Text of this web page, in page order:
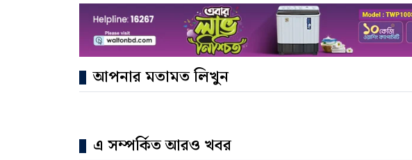
আপনার মতামত লিখুন
এ সম্পর্কিত আরও খবর